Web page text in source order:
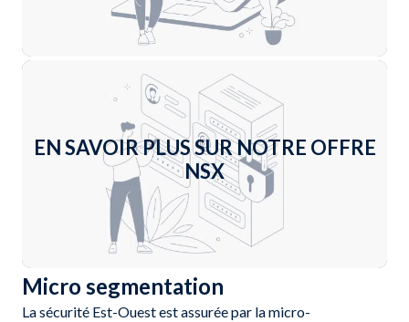
En savoir plus +
EN SAVOIR PLUS SUR NOTRE OFFRE
NSX
En savoir plus +
Micro segmentation
La sécurité Est-Ouest est assurée par la micro-